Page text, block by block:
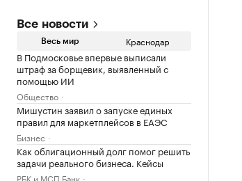
Все новости
Весь мир Краснодар
В Подмосковье впервые выписали
штраф за борщевик, выявленный с
помощью ИИ
Общество
Мишустин заявил о запуске единых
правил для маркетплейсов в ЕАЭС
Бизнес
Как облигационный долг помог решить
задачи реального бизнеса. Кейсы
РБК и МСП Банк